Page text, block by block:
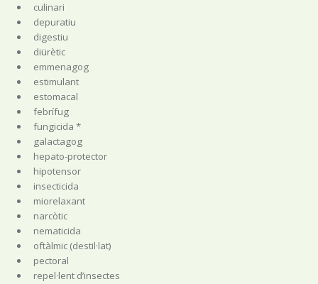
culinari
depuratiu
digestiu
diürètic
emmenagog
estimulant
estomacal
febrífug
fungicida *
galactagog
hepato-protector
hipotensor
insecticida
miorelaxant
narcòtic
nematicida
oftàlmic (destil·lat)
pectoral
repel·lent d’insectes